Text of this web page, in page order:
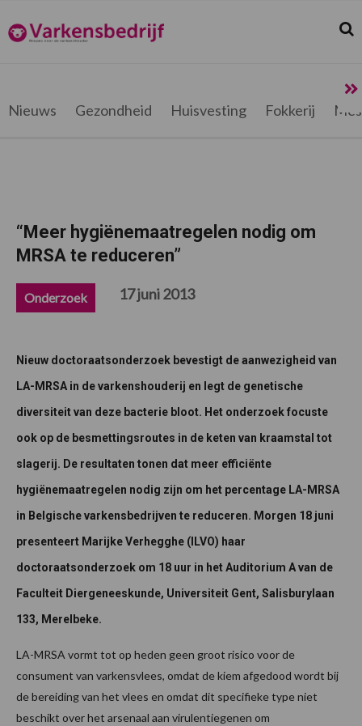
de
hoofdnavigatie
de
hoofd
de
eerste
de
voettekst
Varkensbedrijf.be
Nieuws Gezondheid Huisvesting Fokkerij
“Meer hygiënemaatregelen nodig om
MRSA te reduceren”
Onderzoek 17 juni 2013
Nieuw doctoraatsonderzoek bevestigt de aanwezigheid van
LA-MRSA in de varkenshouderij en legt de genetische
diversiteit van deze bacterie bloot. Het onderzoek focuste
ook op de besmettingsroutes in de keten van kraamstal tot
slagerij. De resultaten tonen dat meer efficiënte
hygiënemaatregelen nodig zijn om het percentage LA-MRSA
in Belgische varkensbedrijven te reduceren. Morgen 18 juni
presenteert Marijke Verhegghe (ILVO) haar
doctoraatsonderzoek om 18 uur in het Auditorium A van de
Faculteit Diergeneeskunde, Universiteit Gent, Salisburylaan
133, Merelbeke.
LA-MRSA vormt tot op heden geen groot risico voor de
consument van varkensvlees, omdat de kiem afgedood wordt bij
de bereiding van het vlees en omdat dit specifieke type niet
beschikt over het arsenaal aan virulentiegenen om